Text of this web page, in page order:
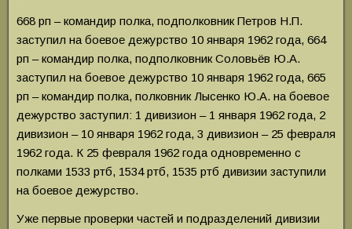
668 рп – командир полка, подполковник Петров Н.П.
заступил на боевое дежурство 10 января 1962 года, 664
рп – командир полка, подполковник Соловьёв Ю.А.
заступил на боевое дежурство 10 января 1962 года, 665
рп – командир полка, полковник Лысенко Ю.А. на боевое
дежурство заступил: 1 дивизион – 1 января 1962 года, 2
дивизион – 10 января 1962 года, 3 дивизион – 25 февраля
1962 года. К 25 февраля 1962 года одновременно с
полками 1533 ртб, 1534 ртб, 1535 ртб дивизии заступили
на боевое дежурство.
Уже первые проверки частей и подразделений дивизии